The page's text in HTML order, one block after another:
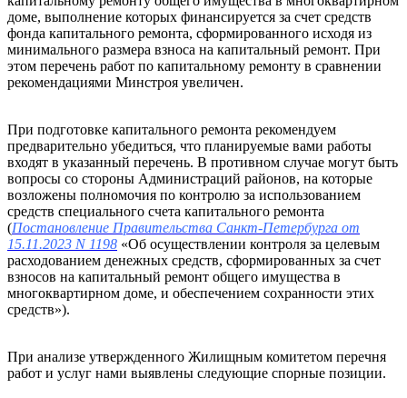
доме, выполнение которых финансируется за счет средств
фонда капитального ремонта, сформированного исходя из
минимального размера взноса на капитальный ремонт. При
этом перечень работ по капитальному ремонту в сравнении
рекомендациями Минстроя увеличен.
При подготовке капитального ремонта рекомендуем
предварительно убедиться, что планируемые вами работы
входят в указанный перечень. В противном случае могут быть
вопросы со стороны Администраций районов, на которые
возложены полномочия по контролю за использованием
средств специального счета капитального ремонта
(Постановление Правительства Санкт-Петербурга от
15.11.2023 N 1198 «Об осуществлении контроля за целевым
расходованием денежных средств, сформированных за счет
взносов на капитальный ремонт общего имущества в
многоквартирном доме, и обеспечением сохранности этих
средств»).
При анализе утвержденного Жилищным комитетом перечня
работ и услуг нами выявлены следующие спорные позиции.